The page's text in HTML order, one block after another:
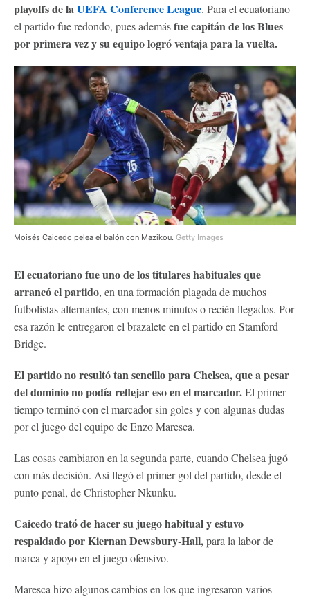
playoffs de laUEFA Conference League. Para el ecuatoriano
el partido fue redondo, pues ademásfue capitán de los Blues
por primera vez y su equipo logró ventaja para la vuelta.
Moisés Caicedo pelea el balón con Mazikou. Getty Images
El ecuatoriano fue uno de los titulares habituales que
arrancó el partido, en una formación plagada de muchos
futbolistas alternantes, con menos minutos o recién llegados. Por
esa razón le entregaron el brazalete en el partido en Stamford
Bridge.
El partido no resultó tan sencillo para Chelsea, que a pesar
del dominio no podía reflejar eso en el marcador.El primer
tiempo terminó con el marcador sin goles y con algunas dudas
por el juego del equipo de Enzo Maresca.
Las cosas cambiaron en la segunda parte, cuando Chelsea jugó
con más decisión. Así llegó el primer gol del partido, desde el
punto penal, de Christopher Nkunku.
Caicedo trató de hacer su juego habitual y estuvo
respaldado por Kiernan Dewsbury-Hall,para la labor de
marca y apoyo en el juego ofensivo.
Maresca hizo algunos cambios en los que ingresaron varios